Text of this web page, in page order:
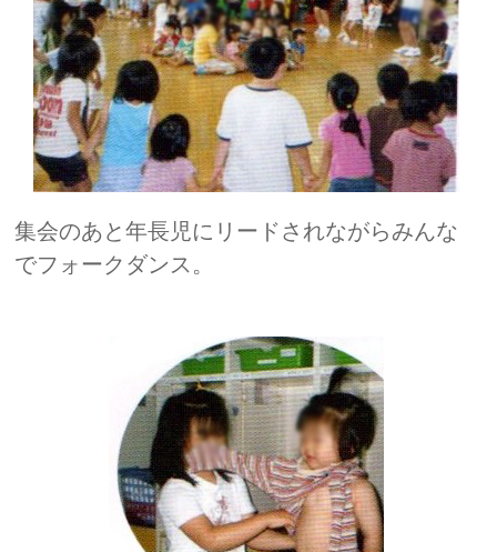
集会のあと年長児にリードされながらみんな
でフォークダンス。